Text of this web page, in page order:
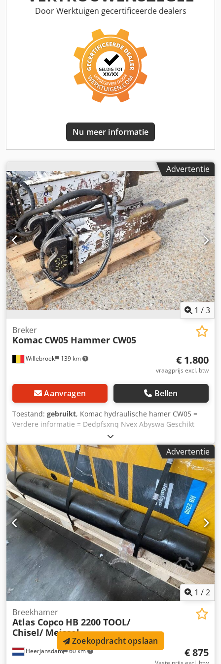
Werkdruk: 210 bar Benodigde hydraulische stroom: 290
Saxsfx Abyja Verdere informatie Neem contact op met Ö.
Inalkac voor meer informatie.
Door Werktuigen gecertificeerde dealers
Nu meer informatie
Advertentie
1 /3
Willebroek 139 km
Breker
Komac CW05 Hammer CW05
€ 1.800
vraagprijs excl. btw
Aanvragen Bellen
Toestand: gebruikt, Komac hydraulische hamer CW05 =
Verdere informatie = Dedpfsxnq Nvex Abyswa Geschikt
voor: bouwmachines Neem contact op met Miguel Cubas
voor meer informatie. = Bedrijfsinformatie = Wij zijn
gevestigd tussen Antwerpen en Brussel langs de A12-
snelweg, nabij de haven van Antwerpen. Openingstijden:
maandag tot en met vrijdag doorlopend van 8.30 tot 19.00
uur.
Advertentie
1 /2
Heerjansdam 60 km
Breekhamer
Atlas Copco HB 2200 TOOL/
Chisel/ Meissel
€ 875
Zoekopdracht opslaan